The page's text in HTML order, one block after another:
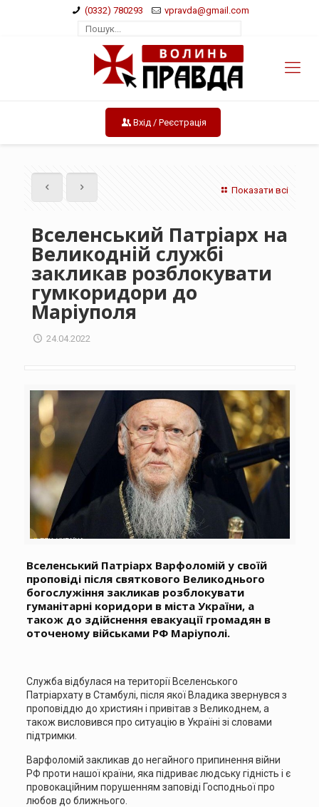
(0332) 780293 vpravda@gmail.com
Вхід / Реєстрація
Показати всі
Вселенський Патріарх на
Великодній службі
закликав розблокувати
гумкоридори до
Маріуполя
24.04.2022
Вселенський Патріарх Варфоломій у своїй
проповіді після святкового Великоднього
богослужіння закликав розблокувати
гуманітарні коридори в міста України, а
також до здійснення евакуації громадян в
оточеному військами РФ Маріуполі.
Служба відбулася на території Вселенського
Патріархату в Стамбулі, після якої Владика звернувся з
проповіддю до християн і привітав з Великоднем, а
також висловився про ситуацію в Україні зі словами
підтримки.
Варфоломій закликав до негайного припинення війни
РФ проти нашої країни, яка підриває людську гідність і є
провокаційним порушенням заповіді Господньої про
любов до ближнього.